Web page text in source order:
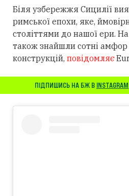
Біля узбережжя Сицилії
римської епохи, яке,
століттями до нашої ери.
також знайшли сотні амфор
конструкцій, повідомляє
ПІДПИШИСЬ НА БЖ В INSTAGRAM